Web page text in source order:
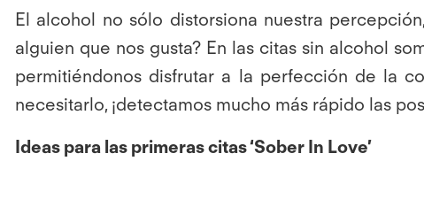
El alcohol no sólo distorsiona nuestra
alguien que nos gusta? En las citas sin alcohol
permitiéndonos disfrutar a la perfección de la
necesitarlo, ¡detectamos mucho más rápido las
Ideas para las primeras citas ‘Sober In Love’